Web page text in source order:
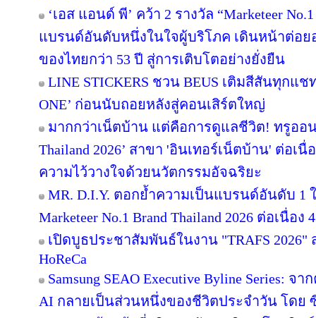
‘เอส แอนด์ พี’ คว้า 2 รางวัล “Marketeer
แบรนด์อันดับหนึ่งในใจผู้บริโภค เดินหน้าต่อย
ของไทยกว่า 53 ปี สู่การเติบโตอย่างยั่งยืน
LINE STICKERS ชวน BEUS เติมสีสันทุกแช
ONE’ ก่อนนับถอยหลังสู่คอนเสิร์ตใหญ่
มากกว่าเน็ตบ้าน แต่คือการดูแลชีวิต! ทรูออน
Thailand 2026’ สาขา 'อินเทอร์เน็ตบ้าน' ต่อเ
ความไว้วางใจด้วยนวัตกรรมอัจฉริยะ
MR. D.I.Y. ตอกย้ำความเป็นแบรนด์อันดับ 1
Marketeer No.1 Brand Thailand 2026 ต่อเนื่อง
เปิดบูธประชาสัมพันธ์ในงาน "TRAFS
HoReCa
Samsung SEAO Executive Byline Series:
AI กลายเป็นส่วนหนึ่งของชีวิตประจำวัน โดย